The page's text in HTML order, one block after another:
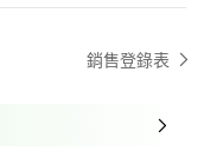
銷售登錄表